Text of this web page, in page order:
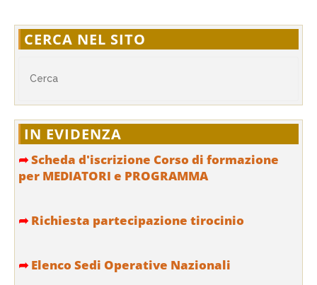
CERCA NEL SITO
IN EVIDENZA
➦Scheda d'iscrizione Corso di formazione
per MEDIATORI e PROGRAMMA
➦ Richiesta partecipazione tirocinio
➦ Elenco Sedi Operative Nazionali